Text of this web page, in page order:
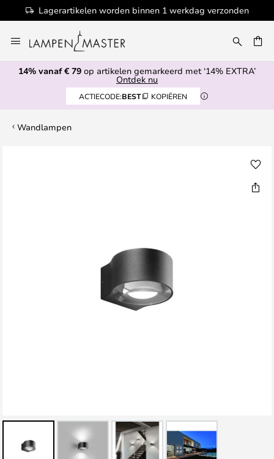
Lagerartikelen worden binnen 1 werkdag verzonden
naar
de
inhoud
14% vanaf € 79 op artikelen gemarkeerd met ‘14% EXTRA’
Ontdek nu
ACTIECODE:BEST KOPIËREN
Wandlampen